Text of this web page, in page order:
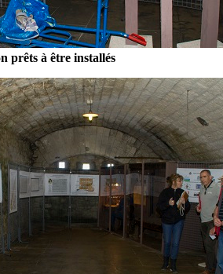
prêts à être installés